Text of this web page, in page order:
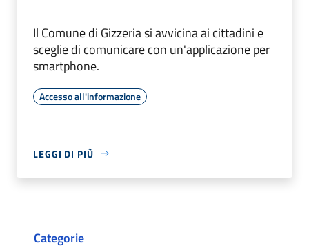
Il Comune di Gizzeria si avvicina ai cittadini e
sceglie di comunicare con un'applicazione per
smartphone.
Accesso all'informazione
LEGGI DI PIÙ
Categorie